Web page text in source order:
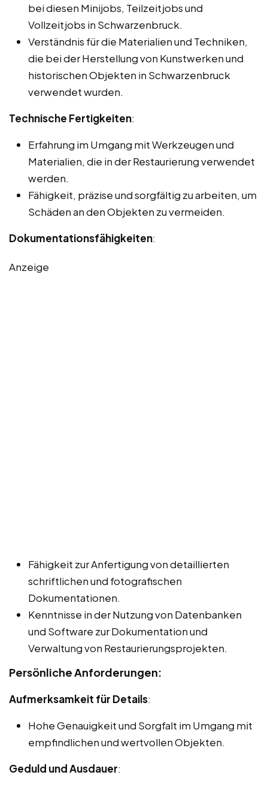
bei diesen Minijobs, Teilzeitjobs und
Vollzeitjobs in Schwarzenbruck.
Verständnis für die Materialien und Techniken,
die bei der Herstellung von Kunstwerken und
historischen Objekten in Schwarzenbruck
verwendet wurden.
Technische Fertigkeiten:
Erfahrung im Umgang mit Werkzeugen und
Materialien, die in der Restaurierung verwendet
werden.
Fähigkeit, präzise und sorgfältig zu arbeiten, um
Schäden an den Objekten zu vermeiden.
Dokumentationsfähigkeiten:
Anzeige
Fähigkeit zur Anfertigung von detaillierten
schriftlichen und fotografischen
Dokumentationen.
Kenntnisse in der Nutzung von Datenbanken
und Software zur Dokumentation und
Verwaltung von Restaurierungsprojekten.
Persönliche Anforderungen:
Aufmerksamkeit für Details:
Hohe Genauigkeit und Sorgfalt im Umgang mit
empfindlichen und wertvollen Objekten.
Geduld und Ausdauer: